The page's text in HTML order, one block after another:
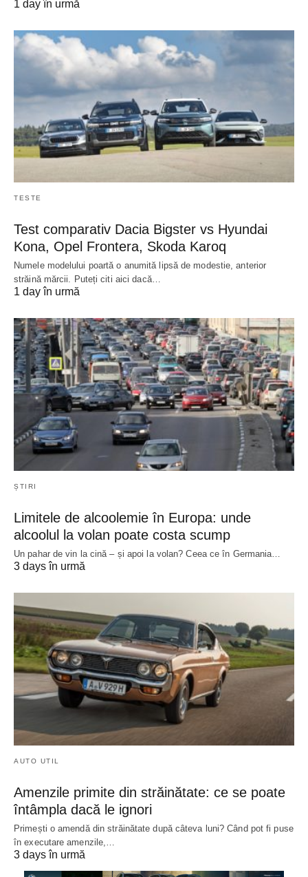
1 day în urmă
TESTE
Test comparativ Dacia Bigster vs Hyundai
Kona, Opel Frontera, Skoda Karoq
Numele modelului poartă o anumită lipsă de modestie, anterior
străină mărcii. Puteți citi aici dacă…
1 day în urmă
ȘTIRI
Limitele de alcoolemie în Europa: unde
alcoolul la volan poate costa scump
Un pahar de vin la cină – și apoi la volan? Ceea ce în Germania…
3 days în urmă
AUTO UTIL
Amenzile primite din străinătate: ce se poate
întâmpla dacă le ignori
Primești o amendă din străinătate după câteva luni? Când pot fi puse
în executare amenzile,…
3 days în urmă